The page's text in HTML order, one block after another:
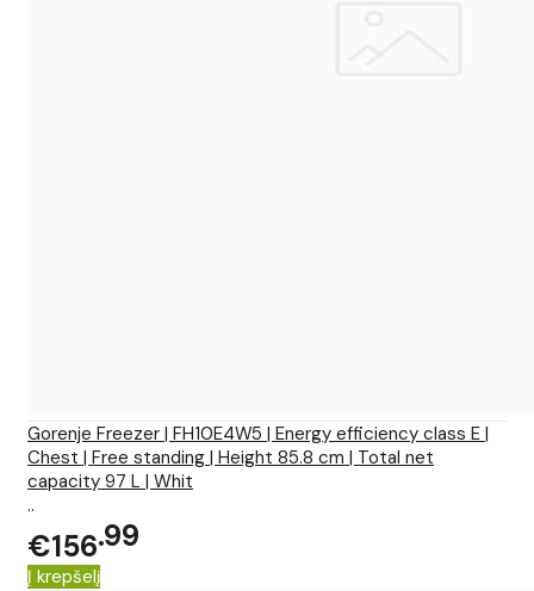
Gorenje Freezer | FH10E4W5 | Energy efficiency class E |
Chest | Free standing | Height 85.8 cm | Total net
capacity 97 L | Whit
..
€156 99
Į krepšelį